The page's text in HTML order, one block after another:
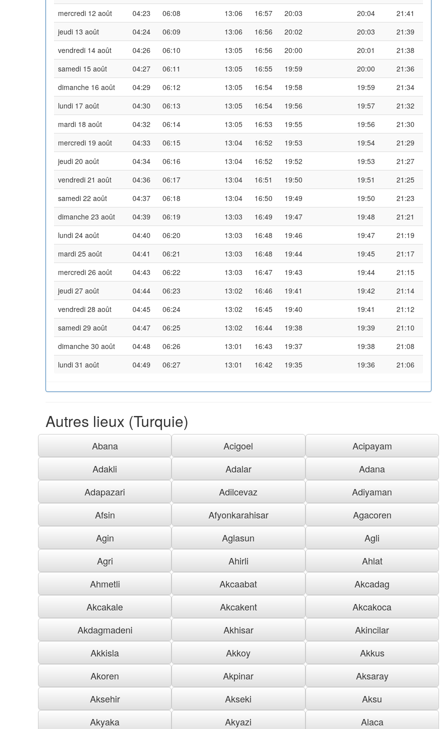
mercredi 12 août
04:23 06:08 13:06 16:57 20:03 20:04
21:41
jeudi 13 août
04:24 06:09 13:06 16:56 20:02 20:03
21:39
vendredi 14 août
04:26 06:10 13:05 16:56 20:00 20:01
21:38
samedi 15 août
04:27 06:11 13:05 16:55 19:59 20:00
21:36
dimanche 16 août
04:29 06:12 13:05 16:54 19:58 19:59
21:34
lundi 17 août
04:30 06:13 13:05 16:54 19:56 19:57
21:32
mardi 18 août
04:32 06:14 13:05 16:53 19:55 19:56
21:30
mercredi 19 août
04:33 06:15 13:04 16:52 19:53 19:54
21:29
jeudi 20 août
04:34 06:16 13:04 16:52 19:52 19:53
21:27
vendredi 21 août
04:36 06:17 13:04 16:51 19:50 19:51
21:25
samedi 22 août
04:37 06:18 13:04 16:50 19:49 19:50
21:23
dimanche 23 août
04:39 06:19 13:03 16:49 19:47 19:48
21:21
lundi 24 août
04:40 06:20 13:03 16:48 19:46 19:47
21:19
mardi 25 août
04:41 06:21 13:03 16:48 19:44 19:45
21:17
mercredi 26 août
04:43 06:22 13:03 16:47 19:43 19:44
21:15
jeudi 27 août
04:44 06:23 13:02 16:46 19:41 19:42
21:14
vendredi 28 août
04:45 06:24 13:02 16:45 19:40 19:41
21:12
samedi 29 août
04:47 06:25 13:02 16:44 19:38 19:39
21:10
dimanche 30 août
04:48 06:26 13:01 16:43 19:37 19:38
21:08
lundi 31 août
04:49 06:27 13:01 16:42 19:35 19:36 21:06
Autres lieux (Turquie)
Abana Acigoel
Acipayam
Adakli
Adalar
Adana
Adapazari
Adilcevaz
Adiyaman
Afsin
Afyonkarahisar
Agacoren
Agin
Aglasun
Agli
Agri
Ahirli
Ahlat
Ahmetli
Akcaabat
Akcadag
Akcakale
Akcakent
Akcakoca
Akdagmadeni
Akhisar
Akincilar
Akkisla
Akkoy
Akkus
Akoren
Akpinar
Aksaray
Aksehir
Akseki
Aksu
Akyaka
Akyazi Alaca